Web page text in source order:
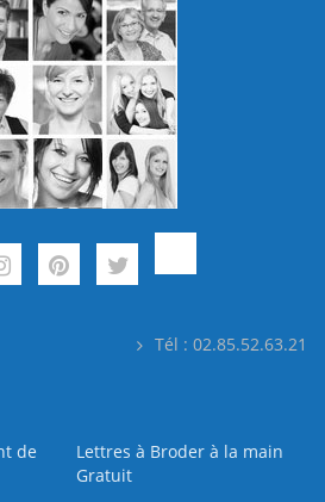
Tél : 02.85.52.63.21
de
Lettres à Broder à la main
Gratuit